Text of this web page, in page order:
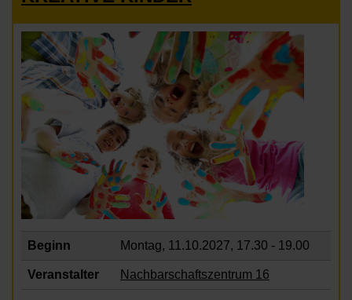
Beginn Montag, 11.10.2027, 17.30 - 19.00
Veranstalter Nachbarschaftszentrum 16